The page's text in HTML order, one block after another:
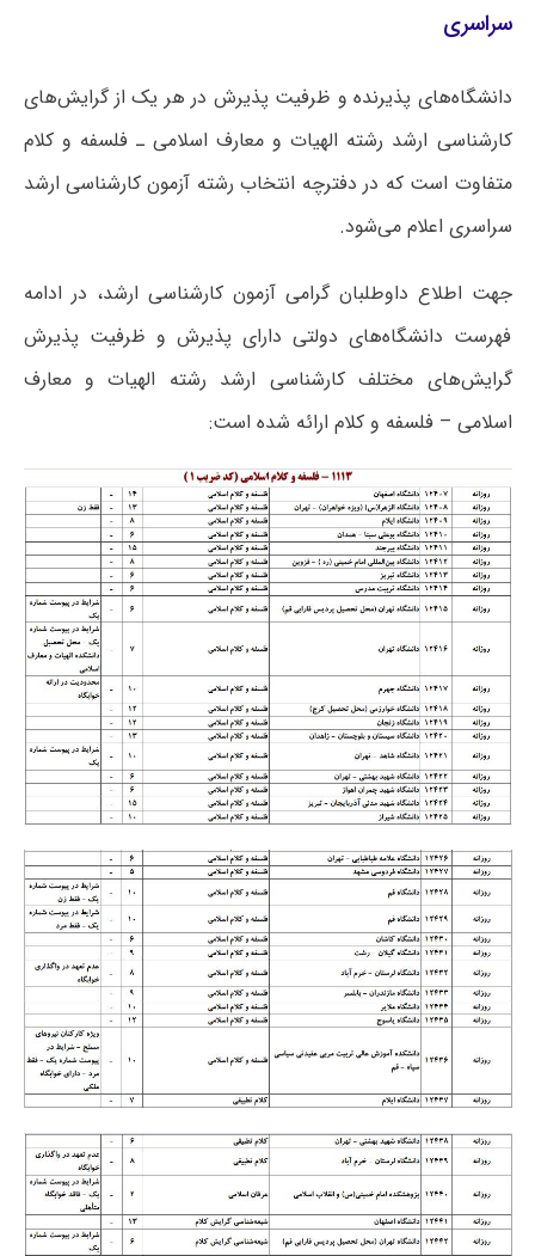
سراسری
دانشگاه‌های پذیرنده و ظرفیت پذیرش در هر یک از گرایش‌های
کارشناسی ارشد رشته الهیات و معارف اسلامی ـ فلسفه و کلام
متفاوت است که در دفترچه انتخاب رشته آزمون کارشناسی ارشد
سراسری اعلام می‌شود.
جهت اطلاع داوطلبان گرامی آزمون کارشناسی ارشد، در ادامه
فهرست دانشگاه‌های دولتی دارای پذیرش و ظرفیت پذیرش
گرایش‌های مختلف کارشناسی ارشد رشته الهیات و معارف
اسلامی – فلسفه و کلام ارائه شده است: